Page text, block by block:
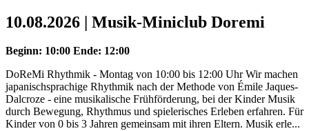
10.08.2026 | Musik-Miniclub Doremi
Beginn: 10:00 Ende: 12:00
DoReMi Rhythmik - Montag von 10:00 bis 12:00 Uhr Wir machen
japanischsprachige Rhythmik nach der Methode von Émile Jaques-
Dalcroze - eine musikalische Frühförderung, bei der Kinder Musik
durch Bewegung, Rhythmus und spielerisches Erleben erfahren. Für
Kinder von 0 bis 3 Jahren gemeinsam mit ihren Eltern. Musik erle...